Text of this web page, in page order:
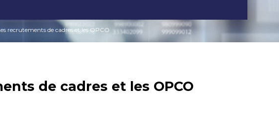
recrutements de cadres et les OPCO
de cadres et les OPCO